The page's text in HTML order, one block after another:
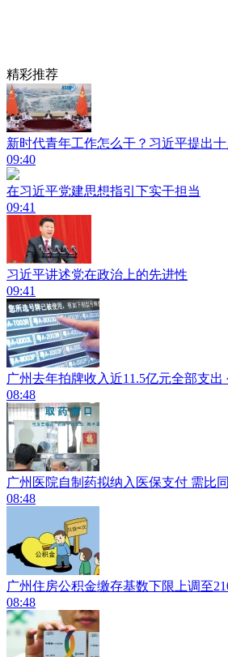
精彩推荐
新时代青年工作怎么干？习近平提出
09:40
在习近平党建思想指引下实干担当
09:41
习近平讲述党在政治上的先进性
09:41
广州去年拍牌收入近11.5亿元全部支
08:48
广州医院自制药拟纳入医保支付 需比
08:48
广州住房公积金缴存基数下限上调至
08:48